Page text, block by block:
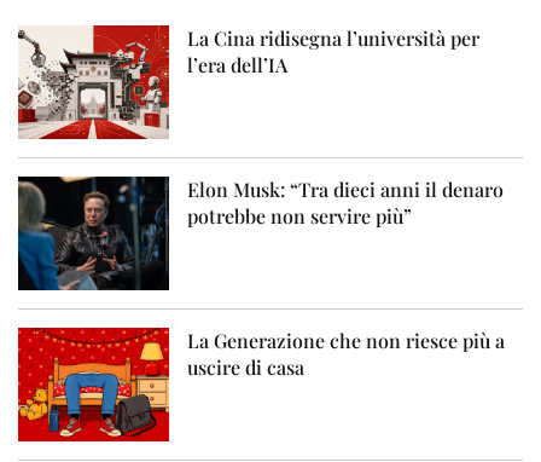
La Cina ridisegna l’università per
l’era dell’IA
Elon Musk: “Tra dieci anni il denaro
potrebbe non servire più”
La Generazione che non riesce più a
uscire di casa